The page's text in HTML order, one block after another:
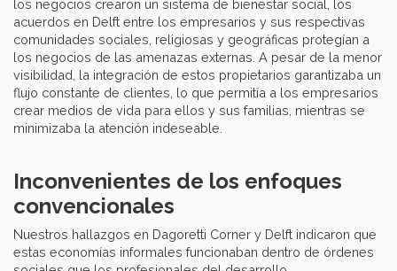
los negocios crearon un sistema de bienestar social, los
acuerdos en Delft entre los empresarios y sus respectivas
comunidades sociales, religiosas y geográficas protegían a
los negocios de las amenazas externas. A pesar de la menor
visibilidad, la integración de estos propietarios garantizaba un
flujo constante de clientes, lo que permitía a los empresarios
crear medios de vida para ellos y sus familias, mientras se
minimizaba la atención indeseable.
Inconvenientes de los enfoques
convencionales
Nuestros hallazgos en Dagoretti Corner y Delft indicaron que
estas economías informales funcionaban dentro de órdenes